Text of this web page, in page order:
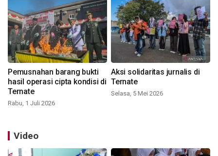
Pemusnahan barang bukti
hasil operasi cipta kondisi di
Ternate
Rabu, 1 Juli 2026
Aksi solidaritas jurnalis di
Ternate
Selasa, 5 Mei 2026
Video